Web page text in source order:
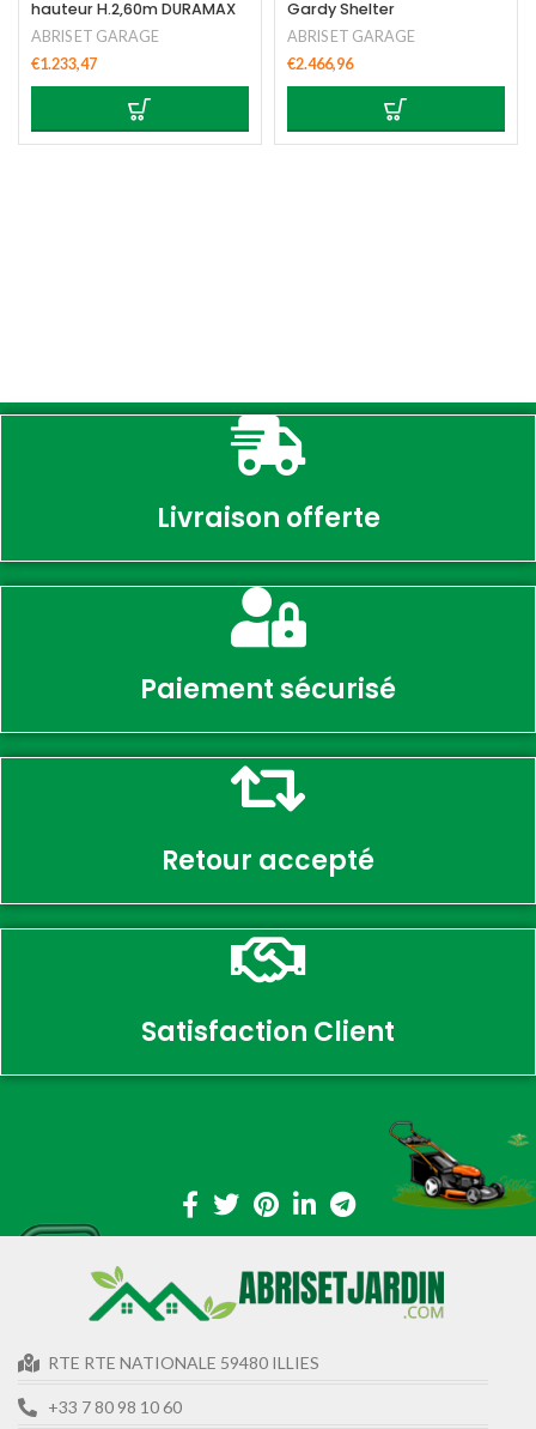
hauteur H.2,60m DURAMAX
ABRIS ET GARAGE
€1.233,47
Gardy Shelter
ABRIS ET GARAGE
€2.466,96
Livraison offerte
Paiement sécurisé
Retour accepté
Satisfaction Client
RTE RTE NATIONALE 59480 ILLIES
+33 7 80 98 10 60